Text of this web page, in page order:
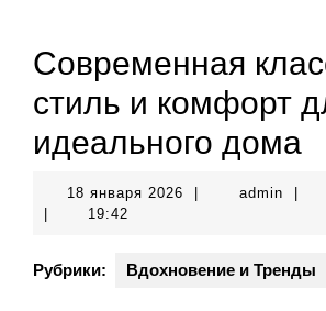
Современная
стиль и комфорт
идеального дома
18 января 2026 18
adminadmin
19:42
Рубрики: Вдохновение и Тренды